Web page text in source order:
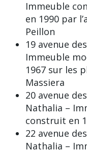
Immeuble
en 1990 par
Peillon
19 avenue
Immeuble
1967 sur les
Massiera
20 avenue
Nathalia –
construit en
22 avenue
Nathalia –